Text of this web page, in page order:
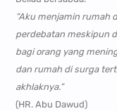
“Aku menjamin rumah
perdebatan meskipun
bagi orang yang
dan rumah di surga
akhlaknya.”
(HR. Abu Dawud)